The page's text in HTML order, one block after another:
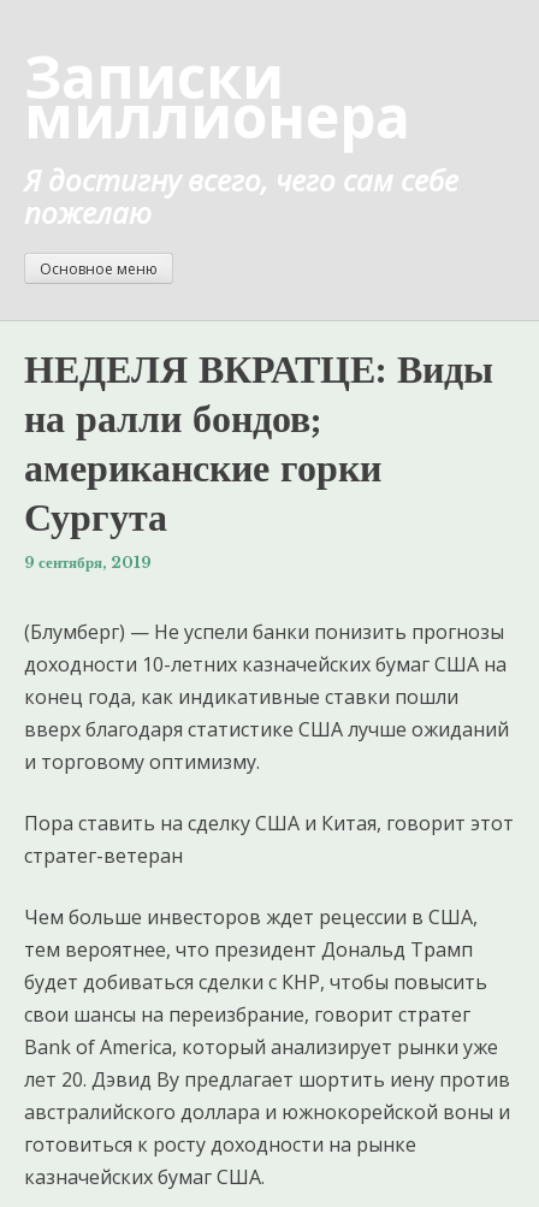
содержанию
Записки
миллионера
Я достигну всего, чего сам себе
пожелаю
Основное меню
НЕДЕЛЯ ВКРАТЦЕ: Виды
на ралли бондов;
американские горки
Сургута
9 сентября, 2019
(Блумберг) — Не успели банки понизить прогнозы
доходности 10-летних казначейских бумаг США на
конец года, как индикативные ставки пошли
вверх благодаря статистике США лучше ожиданий
и торговому оптимизму.
Пора ставить на сделку США и Китая, говорит этот
стратег-ветеран
Чем больше инвесторов ждет рецессии в США,
тем вероятнее, что президент Дональд Трамп
будет добиваться сделки с КНР, чтобы повысить
свои шансы на переизбрание, говорит стратег
Bank of America, который анализирует рынки уже
лет 20. Дэвид Ву предлагает шортить иену против
австралийского доллара и южнокорейской воны и
готовиться к росту доходности на рынке
казначейских бумаг США.